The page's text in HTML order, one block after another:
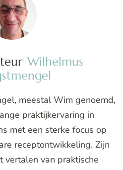
Wilhelmus
meestal Wim genoemd,
praktijkervaring in
met een sterke focus op
receptontwikkeling. Zijn
vertalen van praktische